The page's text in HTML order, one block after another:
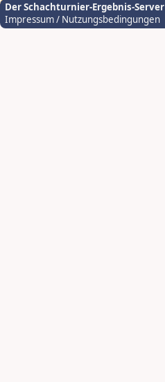
Der Schachturnier-Ergebnis-Server
Impressum / Nutzungsbedingungen